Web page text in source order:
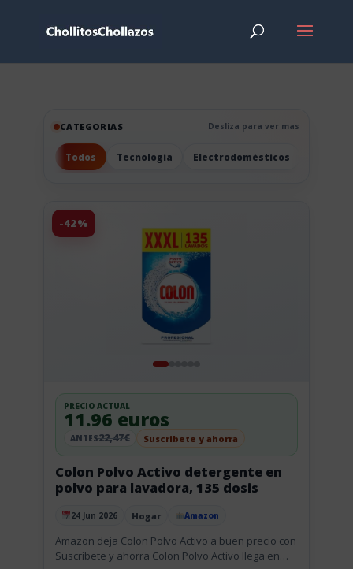
CATEGORIAS Desliza para ver mas
Todos Tecnología Electrodomésticos
-42%
Publicado el
24 Jun 2026 Hogar Amazon
Colon Polvo Activo detergente en
polvo para lavadora, 135 dosis
PRECIO ACTUAL
11.96 euros
ANTES22,47€ Suscribete y ahorra
Amazon deja Colon Polvo Activo a buen precio con
Suscríbete y ahorra Colon Polvo Activo llega en